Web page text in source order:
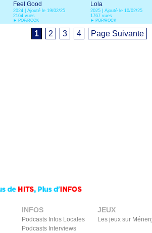
Feel Good
2024 | Ajouté le 19/02/25
2164 vues
► POP/ROCK
Nicola Sirkis)
Lola
2025 | Ajouté le 10/02/25
1767 vues
► POP/ROCK
1 2 3 4 Page Suivante
INFOS
Podcasts Infos Locales
Podcasts Interviews
JEUX
Les jeux sur